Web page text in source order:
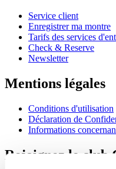
Service client
Enregistrer ma montre
Tarifs des services
Check & Reserve
Newsletter
Mentions légales
Conditions d'utilisation
Déclaration de
Informations
Rejoignez le club